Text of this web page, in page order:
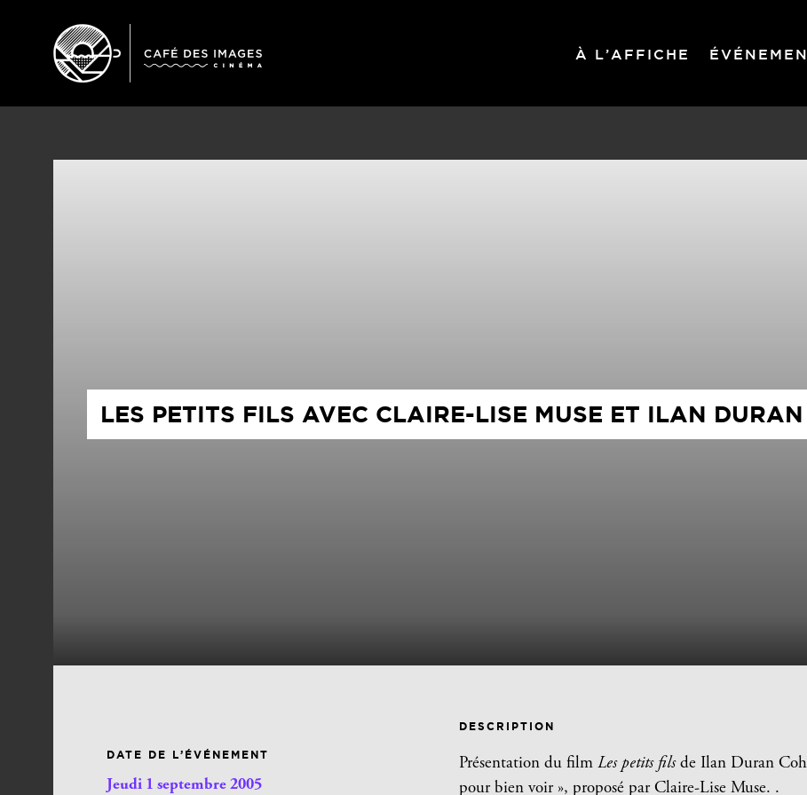
À L’AFFICHE
LES PETITS FILS AVEC CLAIRE-LISE MUSE ET ILAN
DATE DE L’ÉVÉNEMENT
Jeudi 1 septembre 2005
DESCRIPTION
Présentation du filmLes petits filsde Ilan Duran
pour bien voir », proposé par Claire-Lise Muse. .